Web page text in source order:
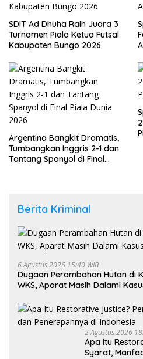
SDIT Ad Dhuha Raih Juara 3
Turnamen Piala Ketua Futsal
Kabupaten Bungo 2026
Argentina Bangkit Dramatis,
Tumbangkan Inggris 2-1 dan
Tantang Spanyol di Final
Berita Kriminal
6 Agustus 2026 15:40 WIB
Dugaan Perambahan Hutan di
WKS, Aparat Masih Dalami
2 Agustus 2026
Apa Itu
Syarat,